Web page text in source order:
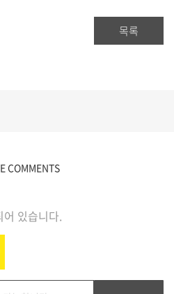
목록
COMMENTS
있습니다.